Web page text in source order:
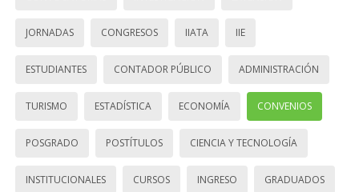
JORNADAS CONGRESOS IIATA IIE
ESTUDIANTES CONTADOR PÚBLICO ADMINISTRACIÓN
TURISMO ESTADÍSTICA ECONOMÍA CONVENIOS
POSGRADO POSTÍTULOS CIENCIA Y TECNOLOGÍA
INSTITUCIONALES CURSOS INGRESO GRADUADOS